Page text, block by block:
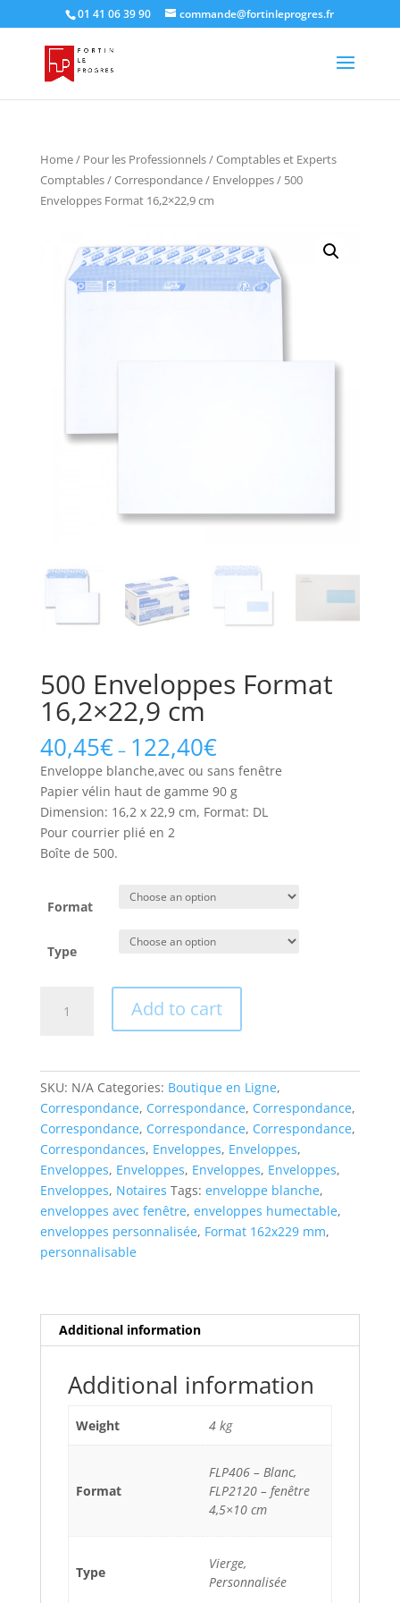
01 41 06 39 90 commande@fortinleprogres.fr
Home/ Pour les Professionnels/Comptables et Experts
Comptables/Correspondance/ Enveloppes/ 500
Enveloppes Format 16,2×22,9 cm
500 Enveloppes Format
16,2×22,9 cm
40,45€ – 122,40€
Enveloppe blanche,avec ou sans fenêtre
Papier vélin haut de gamme 90 g
Dimension: 16,2 x 22,9 cm, Format: DL
Pour courrier plié en 2
Boîte de 500.
Format
Type
Enveloppes
Add to cart
SKU: N/A Categories: Boutique en Ligne,
Correspondance, Correspondance, Correspondance,
Correspondance, Correspondance, Correspondance,
Correspondances, Enveloppes, Enveloppes,
Enveloppes, Enveloppes, Enveloppes, Enveloppes,
Enveloppes, Notaires Tags: enveloppe blanche,
enveloppes avec fenêtre, enveloppes humectable,
enveloppes personnalisée, Format 162x229 mm,
personnalisable
Additional information
Additional information
Weight 4 kg
Format
FLP406 – Blanc,
FLP2120 – fenêtre
4,5×10 cm
Type
Vierge,
Personnalisée